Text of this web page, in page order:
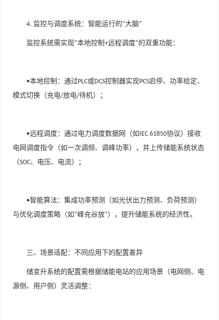
4. 监控与调度系统：智能运行的“大脑”
监控系统需实现“本地控制 +远程调度”的双重功能：
•本地控制 ：通过PLC或DCS控制器实现PCS启停、功率给定、
模式切换（充电/放电/待机）；
•远程调度：通过电力调度数据网（如 IEC 61850协议）接收
电网调度指令（如一次调频、调峰功率），并上传储能系统状态
（SOC、电压、电流）；
•智能算法：集成功率预测（如光伏出力预测、负荷预测）
与优化调度策略（如 “峰充谷放”），提升储能系统的经济性。
三、场景适配：不同应用下的配置差异
储变升系统的配置需根据储能电站的应用场景（电网侧、电
源侧、用户侧）灵活调整：